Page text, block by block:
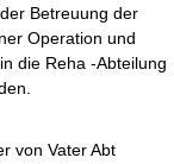
Betreuung der
Operation und
die Reha -Abteilung
von Vater Abt